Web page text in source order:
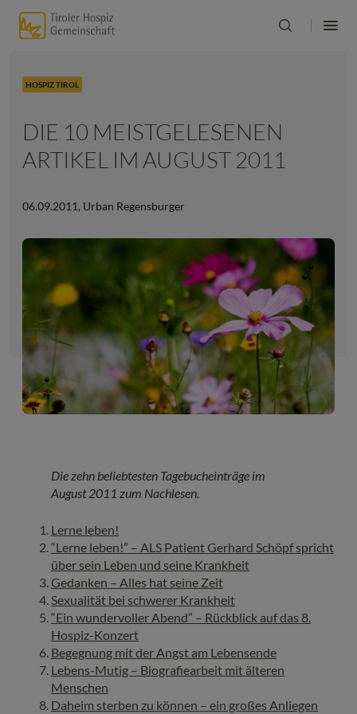
HOSPIZ TIROL
DIE 10 MEISTGELESENEN
ARTIKEL IM AUGUST 2011
06.09.2011, Urban Regensburger
Die zehn beliebtesten Tagebucheinträge im
August 2011 zum Nachlesen.
Lerne leben!
“Lerne leben!” – ALS Patient Gerhard Schöpf spricht
über sein Leben und seine Krankheit
Gedanken – Alles hat seine Zeit
Sexualität bei schwerer Krankheit
“Ein wundervoller Abend” – Rückblick auf das 8.
Hospiz-Konzert
Begegnung mit der Angst am Lebensende
Lebens-Mutig – Biografiearbeit mit älteren
Menschen
Daheim sterben zu können – ein großes Anliegen